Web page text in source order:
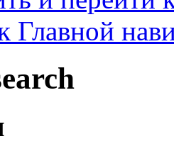
Главной